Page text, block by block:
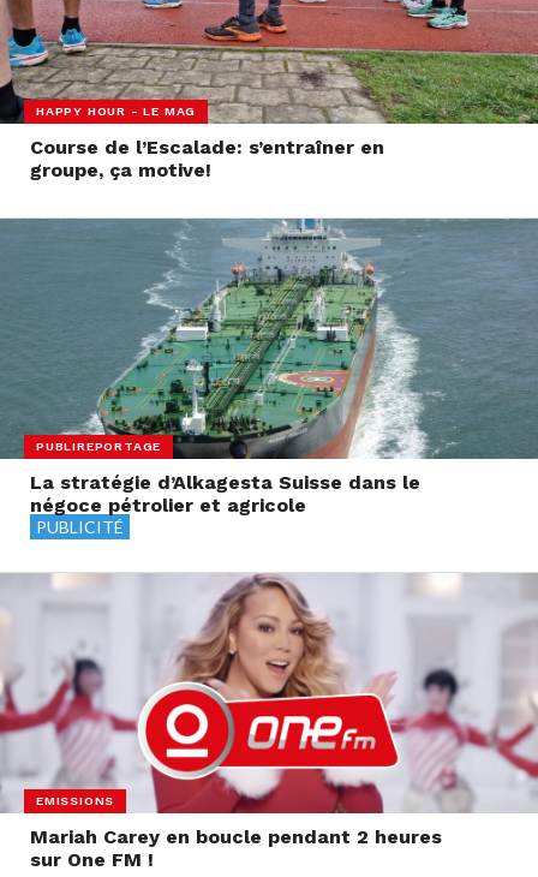
HAPPY HOUR - LE MAG
Course de l’Escalade: s’entraîner en
groupe, ça motive!
PUBLIREPORTAGE
La stratégie d’Alkagesta Suisse dans le
négoce pétrolier et agricole
PUBLICITÉ
EMISSIONS
Mariah Carey en boucle pendant 2 heures
sur One FM !